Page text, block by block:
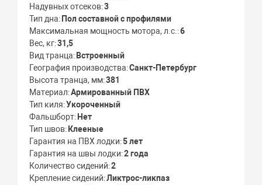
Надувных отсеков 3
Тип дна Пол составной с профилями
Максимальная мощность мотора, л.с. 6
Вес, кг 31,5
Вид транца Встроенный
География производства Санкт-Петербург
Высота транца, мм 381
Материал Армированный ПВХ
Тип киля Укороченный
Фальшборт Нет
Тип швов Клееные
Гарантия на ПВХ лодки 5 лет
Гарантия на швы лодки 2 года
Количество сидений 2
Крепление сидений Ликтрос-ликпаз